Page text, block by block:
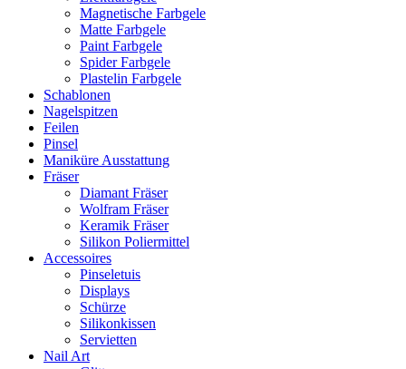
Magnetische Farbgele
Matte Farbgele
Paint Farbgele
Spider Farbgele
Plastelin Farbgele
Schablonen
Nagelspitzen
Feilen
Pinsel
Maniküre Ausstattung
Fräser
Diamant Fräser
Wolfram Fräser
Keramik Fräser
Silikon Poliermittel
Accessoires
Pinseletuis
Displays
Schürze
Silikonkissen
Servietten
Nail Art